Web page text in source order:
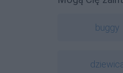
buggy